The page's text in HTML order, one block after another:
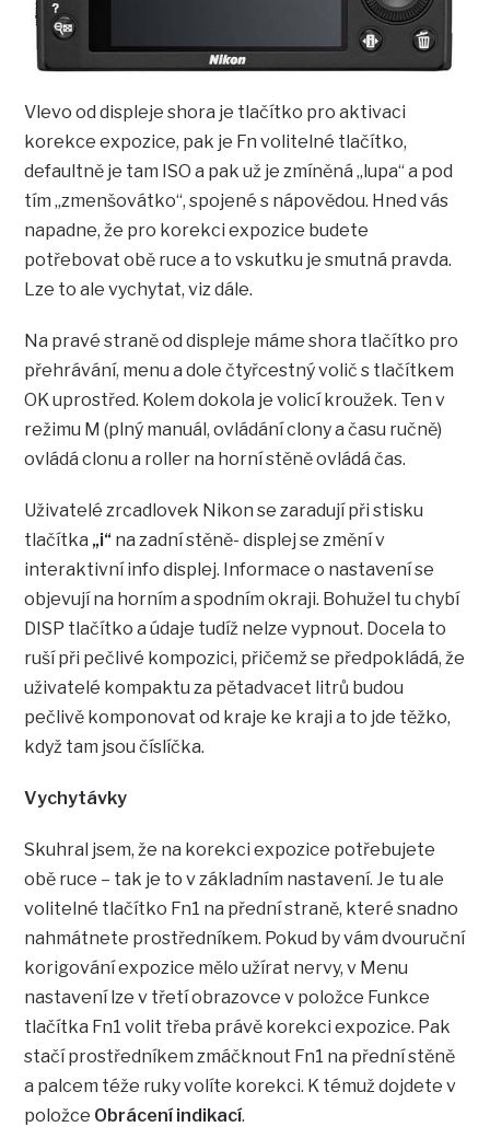
Vlevo od displeje shora je tlačítko pro aktivaci
korekce expozice, pak je Fn volitelné tlačítko,
defaultně je tam ISO a pak už je zmíněná „lupa“ a pod
tím „zmenšovátko“, spojené s nápovědou. Hned vás
napadne, že pro korekci expozice budete
potřebovat obě ruce a to vskutku je smutná pravda.
Lze to ale vychytat, viz dále.
Na pravé straně od displeje máme shora tlačítko pro
přehrávání, menu a dole čtyřcestný volič s tlačítkem
OK uprostřed. Kolem dokola je volicí kroužek. Ten v
režimu M (plný manuál, ovládání clony a času ručně)
ovládá clonu a roller na horní stěně ovládá čas.
Uživatelé zrcadlovek Nikon se zaradují při stisku
tlačítka „i“ na zadní stěně- displej se změní v
interaktivní info displej. Informace o nastavení se
objevují na horním a spodním okraji. Bohužel tu chybí
DISP tlačítko a údaje tudíž nelze vypnout. Docela to
ruší při pečlivé kompozici, přičemž se předpokládá, že
uživatelé kompaktu za pětadvacet litrů budou
pečlivě komponovat od kraje ke kraji a to jde těžko,
když tam jsou číslíčka.
Vychytávky
Skuhral jsem, že na korekci expozice potřebujete
obě ruce – tak je to v základním nastavení. Je tu ale
volitelné tlačítko Fn1 na přední straně, které snadno
nahmátnete prostředníkem. Pokud by vám dvouruční
korigování expozice mělo užírat nervy, v Menu
nastavení lze v třetí obrazovce v položce Funkce
tlačítka Fn1 volit třeba právě korekci expozice. Pak
stačí prostředníkem zmáčknout Fn1 na přední stěně
a palcem téže ruky volíte korekci. K témuž dojdete v
položce Obrácení indikací.